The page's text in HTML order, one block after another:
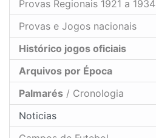
Provas Regionais 1921 a 1934
Provas e Jogos nacionais
Histórico jogos oficiais
Arquivos por Época
Palmarés / Cronologia
Noticias